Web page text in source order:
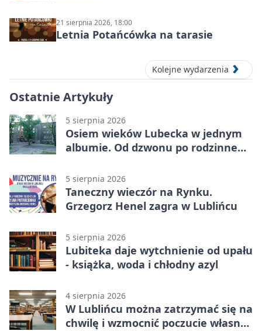
21 sierpnia 2026, 18:00
Letnia Potańcówka na tarasie
Kolejne wydarzenia
Ostatnie Artykuły
5 sierpnia 2026
Osiem wieków Lubecka w jednym
albumie. Od dzwonu po rodzinne
5 sierpnia 2026
Taneczny wieczór na Rynku.
Grzegorz Henel zagra w Lublińcu
5 sierpnia 2026
Lubiteka daje wytchnienie od upału
- książka, woda i chłodny azyl
4 sierpnia 2026
W Lublińcu można zatrzymać się na
chwilę i wzmocnić poczucie własnej